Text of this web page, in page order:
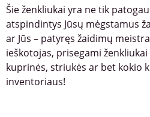
Šie ženkliukai yra ne tik
atspindintys Jūsų mėgstamus
ar Jūs – patyręs žaidimų
ieškotojas, prisegami
kuprinės, striukės ar bet kokio
inventoriaus!